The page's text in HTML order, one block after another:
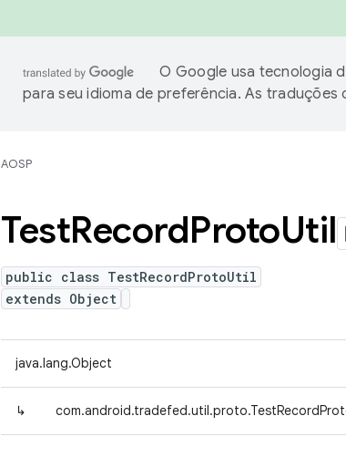
O Google usa tecnologia
para seu idioma de preferência. As traduções
AOSP
TestRecordProtoUtil
public class TestRecordProtoUtil
extends Object
java.lang.Object
↳